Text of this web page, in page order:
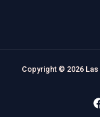
Copyright © 2026